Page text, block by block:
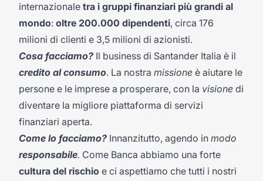
internazionale tra i gruppi finanziari più grandi al
mondo: oltre 200.000 dipendenti, circa 176
milioni di clienti e 3,5 milioni di azionisti.
Cosa facciamo? Il business di Santander Italia è il
credito al consumo. La nostra missione è aiutare le
persone e le imprese a prosperare, con la visione di
diventare la migliore piattaforma di servizi
finanziari aperta.
Come lo facciamo? Innanzitutto, agendo in modo
responsabile. Come Banca abbiamo una forte
cultura del rischio e ci aspettiamo che tutti i nostri